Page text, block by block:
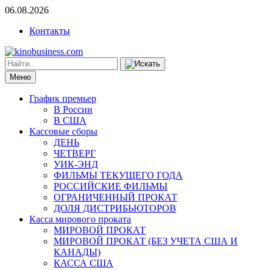
06.08.2026
Контакты
Меню
График премьер
В России
В США
Кассовые сборы
ДЕНЬ
ЧЕТВЕРГ
УИК-ЭНД
ФИЛЬМЫ ТЕКУЩЕГО ГОДА
РОССИЙСКИЕ ФИЛЬМЫ
ОГРАНИЧЕННЫЙ ПРОКАТ
ДОЛЯ ДИСТРИБЬЮТОРОВ
Касса мирового проката
МИРОВОЙ ПРОКАТ
МИРОВОЙ ПРОКАТ (БЕЗ УЧЕТА США И
КАНАДЫ)
КАССА США